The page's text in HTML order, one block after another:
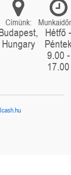
Címünk:
Hungary
Hétfő -
9.00 -
17.00